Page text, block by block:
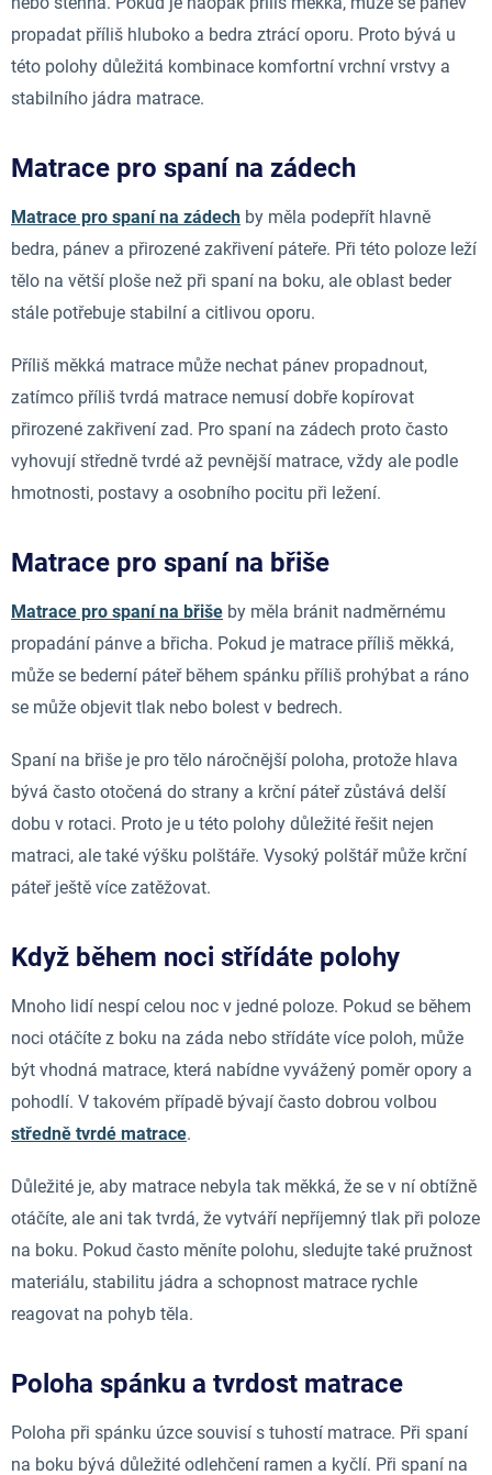
propadat příliš hluboko a bedra ztrácí oporu. Proto bývá u
této polohy důležitá kombinace komfortní vrchní vrstvy a
stabilního jádra matrace.
Matrace pro spaní na zádech
Matrace pro spaní na zádech by měla podepřít hlavně
bedra, pánev a přirozené zakřivení páteře. Při této poloze leží
tělo na větší ploše než při spaní na boku, ale oblast beder
stále potřebuje stabilní a citlivou oporu.
Příliš měkká matrace může nechat pánev propadnout,
zatímco příliš tvrdá matrace nemusí dobře kopírovat
přirozené zakřivení zad. Pro spaní na zádech proto často
vyhovují středně tvrdé až pevnější matrace, vždy ale podle
hmotnosti, postavy a osobního pocitu při ležení.
Matrace pro spaní na břiše
Matrace pro spaní na břiše by měla bránit nadměrnému
propadání pánve a břicha. Pokud je matrace příliš měkká,
může se bederní páteř během spánku příliš prohýbat a ráno
se může objevit tlak nebo bolest v bedrech.
Spaní na břiše je pro tělo náročnější poloha, protože hlava
bývá často otočená do strany a krční páteř zůstává delší
dobu v rotaci. Proto je u této polohy důležité řešit nejen
matraci, ale také výšku polštáře. Vysoký polštář může krční
páteř ještě více zatěžovat.
Když během noci střídáte polohy
Mnoho lidí nespí celou noc v jedné poloze. Pokud se během
noci otáčíte z boku na záda nebo střídáte více poloh, může
být vhodná matrace, která nabídne vyvážený poměr opory a
pohodlí. V takovém případě bývají často dobrou volbou
středně tvrdé matrace.
Důležité je, aby matrace nebyla tak měkká, že se v ní obtížně
otáčíte, ale ani tak tvrdá, že vytváří nepříjemný tlak při poloze
na boku. Pokud často měníte polohu, sledujte také pružnost
materiálu, stabilitu jádra a schopnost matrace rychle
reagovat na pohyb těla.
Poloha spánku a tvrdost matrace
Poloha při spánku úzce souvisí s tuhostí matrace. Při spaní
na boku bývá důležité odlehčení ramen a kyčlí. Při spaní na